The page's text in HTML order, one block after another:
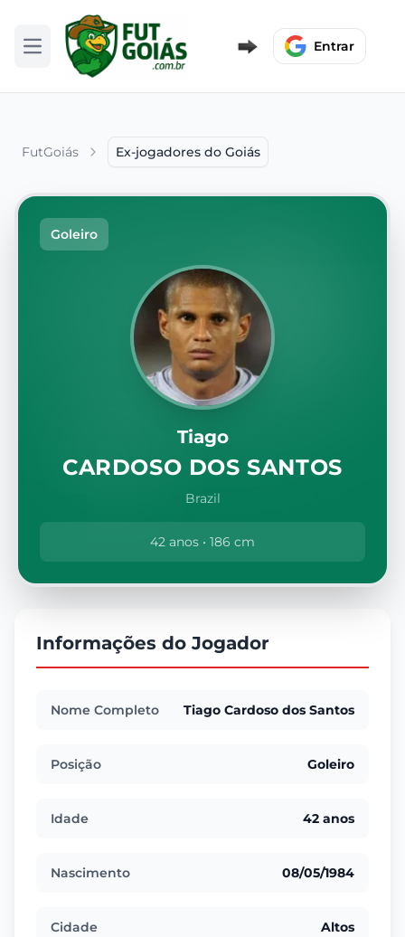
Abrir menu Entrar
FutGoiás Ex-jogadores do Goiás
Goleiro
Tiago
CARDOSO DOS SANTOS
Brazil
42 anos • 186 cm
Informações do Jogador
Nome Completo Tiago Cardoso dos Santos
Posição Goleiro
Idade 42 anos
Nascimento 08/05/1984
Cidade Altos